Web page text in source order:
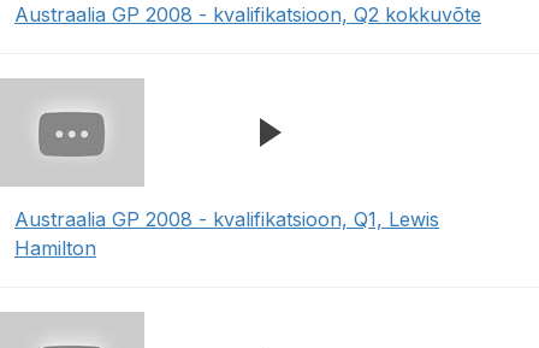
Austraalia GP 2008 - kvalifikatsioon, Q2 kokkuvõte
Austraalia GP 2008 - kvalifikatsioon, Q1, Lewis
Hamilton